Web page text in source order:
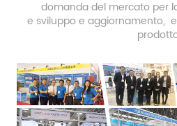
domanda del mercato per
e sviluppo e aggiornamento,